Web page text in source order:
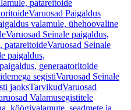
patareitoide
Varuosad Paigaldus
valamule, ühehoovaline
Varuosad Seinale paigaldus,
patareitoideVaruosad Seinale
paigaldus,
generaatoritoide
segistiVaruosad Seinale
jaoksTarvikudVaruosad
Valamusegistitele
köögivalamute, seadmete ja